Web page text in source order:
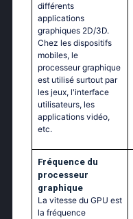
différents
applications
graphiques 2D/3D.
Chez les dispositifs
mobiles, le
processeur graphique
est utilisé surtout par
les jeux, l'interface
utilisateurs, les
applications vidéo,
etc.
Fréquence du
processeur
graphique
La vitesse du GPU est
la fréquence